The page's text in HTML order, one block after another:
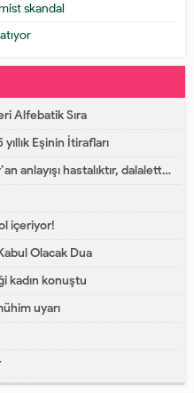
skandal
Alfebatik Sıra
Eşinin İtirafları
Mehmet Kırkıncı: Sünnetsiz Kur’an anlayışı hastalıktır, dalalettir!
içeriyor!
Olacak Dua
kadın konuştu
uyarı